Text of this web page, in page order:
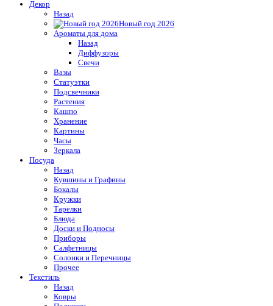
Декор
Назад
Новый год 2026
Ароматы для дома
Назад
Диффузоры
Свечи
Вазы
Статуэтки
Подсвечники
Растения
Кашпо
Хранение
Картины
Часы
Зеркала
Посуда
Назад
Кувшины и Графины
Бокалы
Кружки
Тарелки
Блюда
Доски и Подносы
Приборы
Салфетницы
Солонки и Перечницы
Прочее
Текстиль
Назад
Ковры